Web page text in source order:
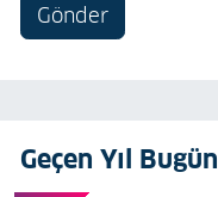
Gönder
Geçen Yıl Bugün